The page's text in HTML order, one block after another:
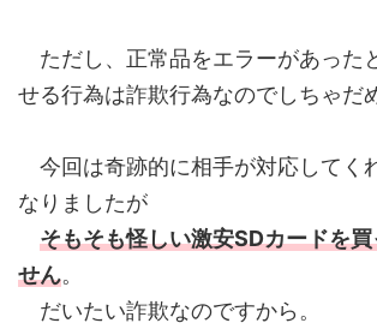
ただし、正常品をエラーがあった
せる行為は詐欺行為なのでしちゃだ
今回は奇跡的に相手が対応してく
なりましたが
そもそも怪しい激安SDカードを
せん。
だいたい詐欺なのですから。